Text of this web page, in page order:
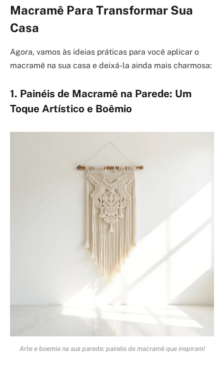
Macramê Para Transformar Sua
Casa
Agora, vamos às ideias práticas para você aplicar o
macramê na sua casa e deixá-la ainda mais charmosa:
1. Painéis de Macramê na Parede: Um
Toque Artístico e Boêmio
Arte e boemia na sua parede: painéis de macramê que inspiram!